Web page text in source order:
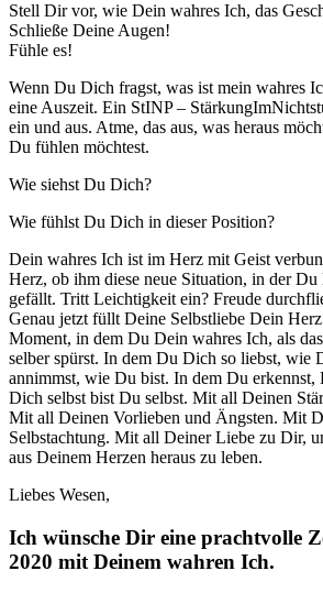
Stell Dir vor, wie Dein wahres Ich, das
Schließe Deine Augen!
Fühle es!
Wenn Du Dich fragst, was ist mein wahres
eine Auszeit. Ein StINP –
ein und aus. Atme, das aus, was heraus
Du fühlen möchtest.
Wie siehst Du Dich?
Wie fühlst Du Dich in dieser Position?
Dein wahres Ich ist im Herz mit Geist
Herz, ob ihm diese neue Situation, in der Du
gefällt. Tritt Leichtigkeit ein? Freude
Genau jetzt füllt Deine Selbstliebe Dein
Moment, in dem Du Dein wahres Ich, als
selber spürst. In dem Du Dich so liebst, wie
annimmst, wie Du bist. In dem Du erkennst,
Dich selbst bist Du selbst. Mit all Deinen
Mit all Deinen Vorlieben und Ängsten. Mit
Selbstachtung. Mit all Deiner Liebe zu Dir,
aus Deinem Herzen heraus zu leben.
Liebes Wesen,
Ich wünsche Dir eine prachtvolle
2020 mit Deinem wahren Ich.